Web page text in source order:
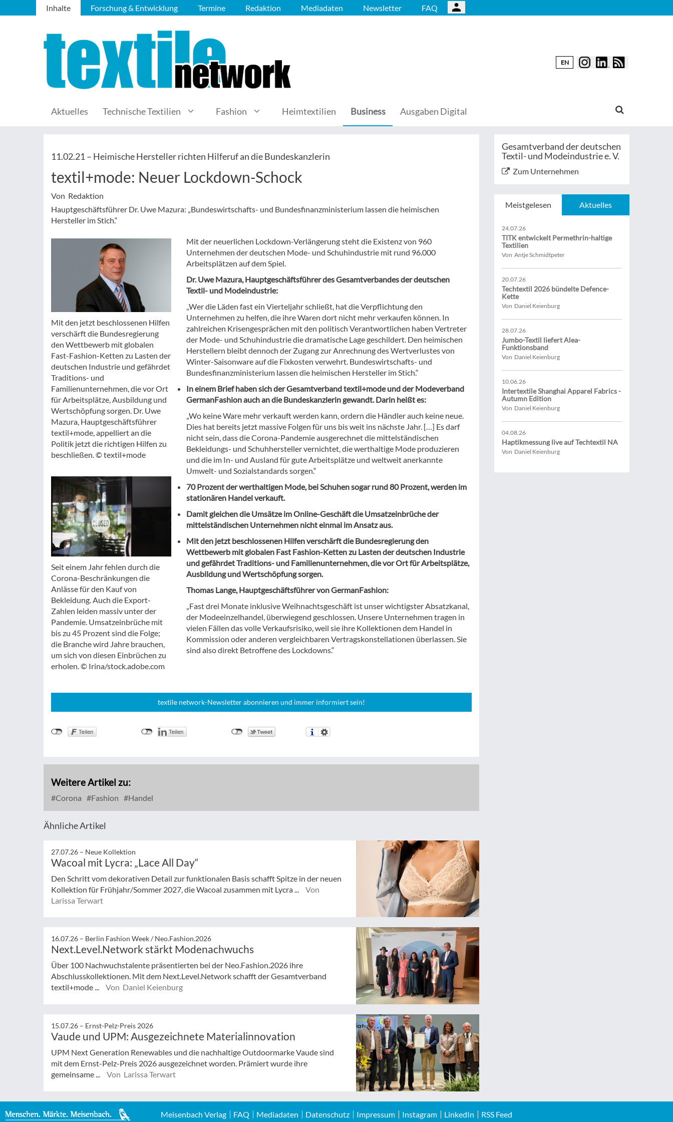
Inhalte Forschung & Entwicklung Termine Redaktion Mediadaten Newsletter FAQ
EN
Aktuelles Technische Textilien Fashion Heimtextilien Business Ausgaben Digital
11.02.21 – Heimische Hersteller richten Hilferuf an die Bundeskanzlerin
textil+mode: Neuer Lockdown-Schock
Von Redaktion
Hauptgeschäftsführer Dr. Uwe Mazura: „Bundeswirtschafts- und Bundesfinanzministerium lassen die heimischen
Hersteller im Stich.“
Mit den jetzt beschlossenen Hilfen
verschärft die Bundesregierung
den Wettbewerb mit globalen
Fast-Fashion-Ketten zu Lasten der
deutschen Industrie und gefährdet
Traditions- und
Familienunternehmen, die vor Ort
für Arbeitsplätze, Ausbildung und
Wertschöpfung sorgen. Dr. Uwe
Mazura, Hauptgeschäftsführer
textil+mode, appelliert an die
Politik jetzt die richtigen Hilfen zu
beschließen. © textil+mode
Seit einem Jahr fehlen durch die
Corona-Beschränkungen die
Anlässe für den Kauf von
Bekleidung. Auch die Export-
Zahlen leiden massiv unter der
Pandemie. Umsatzeinbrüche mit
bis zu 45 Prozent sind die Folge;
die Branche wird Jahre brauchen,
um sich von diesen Einbrüchen zu
erholen. © Irina/stock.adobe.com
Mit der neuerlichen Lockdown-Verlängerung steht die Existenz von 960
Unternehmen der deutschen Mode- und Schuhindustrie mit rund 96.000
Arbeitsplätzen auf dem Spiel.
Dr. Uwe Mazura, Hauptgeschäftsführer des Gesamtverbandes der deutschen
Textil- und Modeindustrie:
„Wer die Läden fast ein Vierteljahr schließt, hat die Verpflichtung den
Unternehmen zu helfen, die ihre Waren dort nicht mehr verkaufen können. In
zahlreichen Krisengesprächen mit den politisch Verantwortlichen haben Vertreter
der Mode- und Schuhindustrie die dramatische Lage geschildert. Den heimischen
Herstellern bleibt dennoch der Zugang zur Anrechnung des Wertverlustes von
Winter-Saisonware auf die Fixkosten verwehrt. Bundeswirtschafts- und
Bundesfinanzministerium lassen die heimischen Hersteller im Stich.“
In einem Brief haben sich der Gesamtverband textil+mode und der Modeverband
GermanFashion auch an die Bundeskanzlerin gewandt. Darin heißt es:
„Wo keine Ware mehr verkauft werden kann, ordern die Händler auch keine neue.
Dies hat bereits jetzt massive Folgen für uns bis weit ins nächste Jahr. […] Es darf
nicht sein, dass die Corona-Pandemie ausgerechnet die mittelständischen
Bekleidungs- und Schuhhersteller vernichtet, die werthaltige Mode produzieren
und die im In- und Ausland für gute Arbeitsplätze und weltweit anerkannte
Umwelt- und Sozialstandards sorgen.“
70 Prozent der werthaltigen Mode, bei Schuhen sogar rund 80 Prozent, werden im
stationären Handel verkauft.
Damit gleichen die Umsätze im Online-Geschäft die Umsatzeinbrüche der
mittelständischen Unternehmen nicht einmal im Ansatz aus.
Mit den jetzt beschlossenen Hilfen verschärft die Bundesregierung den
Wettbewerb mit globalen Fast Fashion-Ketten zu Lasten der deutschen Industrie
und gefährdet Traditions- und Familienunternehmen, die vor Ort für Arbeitsplätze,
Ausbildung und Wertschöpfung sorgen.
Thomas Lange, Hauptgeschäftsführer von GermanFashion:
„Fast drei Monate inklusive Weihnachtsgeschäft ist unser wichtigster Absatzkanal,
der Modeeinzelhandel, überwiegend geschlossen. Unsere Unternehmen tragen in
vielen Fällen das volle Verkaufsrisiko, weil sie ihre Kollektionen dem Handel in
Kommission oder anderen vergleichbaren Vertragskonstellationen überlassen. Sie
sind also direkt Betroffene des Lockdowns.“
textile network-Newsletter abonnieren und immer informiert sein!
Weitere Artikel zu:
Corona Fashion Handel
Ähnliche Artikel
27.07.26 – Neue Kollektion
Wacoal mit Lycra: „Lace All Day“
Den Schritt vom dekorativen Detail zur funktionalen Basis schafft Spitze in der neuen
Kollektion für Frühjahr/Sommer 2027, die Wacoal zusammen mit Lycra ...
Von
Larissa Terwart
16.07.26 – Berlin Fashion Week / Neo.Fashion.2026
Next.Level.Network stärkt Modenachwuchs
Über 100 Nachwuchstalente präsentierten bei der Neo.Fashion.2026 ihre
Abschlusskollektionen. Mit dem Next.Level.Network schafft der Gesamtverband
textil+mode ...
Von Daniel Keienburg
15.07.26 – Ernst-Pelz-Preis 2026
Vaude und UPM: Ausgezeichnete Materialinnovation
UPM Next Generation Renewables und die nachhaltige Outdoormarke Vaude sind
mit dem Ernst-Pelz-Preis 2026 ausgezeichnet worden. Prämiert wurde ihre
gemeinsame ...
Von Larissa Terwart
Gesamtverband der deutschen
Textil- und Modeindustrie e. V.
Zum Unternehmen
Meistgelesen Aktuelles
24.07.26
TITK entwickelt Permethrin-haltige
Textilien
Von Antje Schmidtpeter
20.07.26
Techtextil 2026 bündelte Defence-
Kette
Von Daniel Keienburg
28.07.26
Jumbo-Textil liefert Alea-
Funktionsband
Von Daniel Keienburg
10.06.26
Intertextile Shanghai Apparel Fabrics -
Autumn Edition
Von Daniel Keienburg
04.08.26
Haptikmessung live auf Techtextil NA
Von Daniel Keienburg
Meisenbach Verlag FAQ Mediadaten Datenschutz Impressum Instagram LinkedIn RSS Feed